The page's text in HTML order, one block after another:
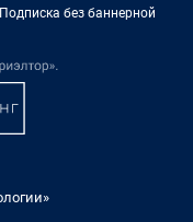
без баннерной